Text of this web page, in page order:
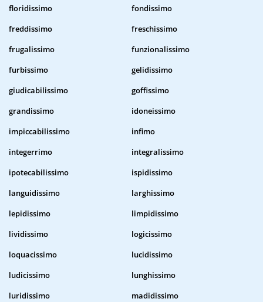
floridissimo
fondissimo
freddissimo
freschissimo
frugalissimo
funzionalissimo
furbissimo
gelidissimo
giudicabilissimo
goffissimo
grandissimo
idoneissimo
impiccabilissimo
infimo
integerrimo
integralissimo
ipotecabilissimo
ispidissimo
languidissimo
larghissimo
lepidissimo
limpidissimo
lividissimo
logicissimo
loquacissimo
lucidissimo
ludicissimo
lunghissimo
luridissimo
madidissimo